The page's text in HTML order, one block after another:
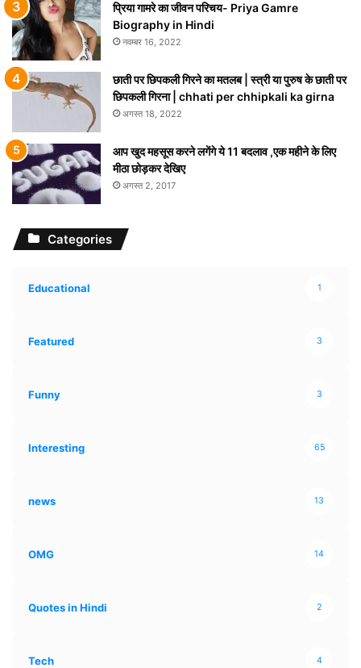
प्रिया गामरे का जीवन परिचय- Priya Gamre
Biography in Hindi
नवम्बर 16, 2022
छाती पर छिपकली गिरने का मतलब | स्त्री या पुरुष के छाती पर
छिपकली गिरना | chhati per chhipkali ka girna
अगस्त 18, 2022
आप खुद महसूस करने लगेंगे ये 11 बदलाव ,एक महीने के लिए
मीठा छोड़कर देखिए
अगस्त 2, 2017
Categories
Educational 1
Featured 3
Funny 3
Interesting 65
news 13
OMG 14
Quotes in Hindi 2
Tech 4